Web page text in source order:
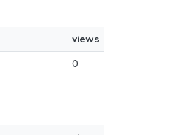
views
0